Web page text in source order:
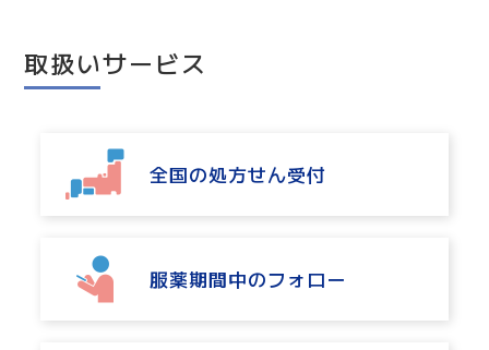
取扱いサービス
全国の処方せん受付
服薬期間中のフォロー